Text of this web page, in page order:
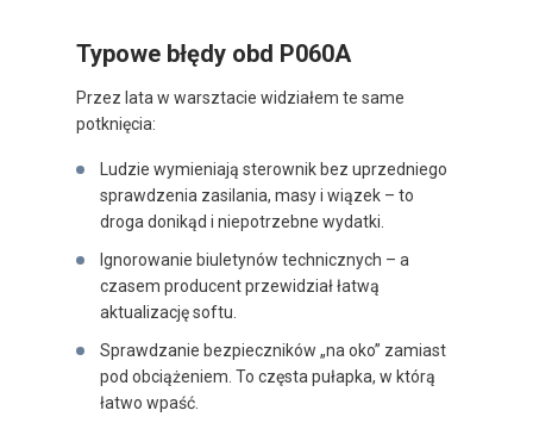
Typowe błędy obd P060A
Przez lata w warsztacie widziałem te same
potknięcia:
Ludzie wymieniają sterownik bez uprzedniego
sprawdzenia zasilania, masy i wiązek – to
droga donikąd i niepotrzebne wydatki.
Ignorowanie biuletynów technicznych – a
czasem producent przewidział łatwą
aktualizację softu.
Sprawdzanie bezpieczników „na oko” zamiast
pod obciążeniem. To częsta pułapka, w którą
łatwo wpaść.